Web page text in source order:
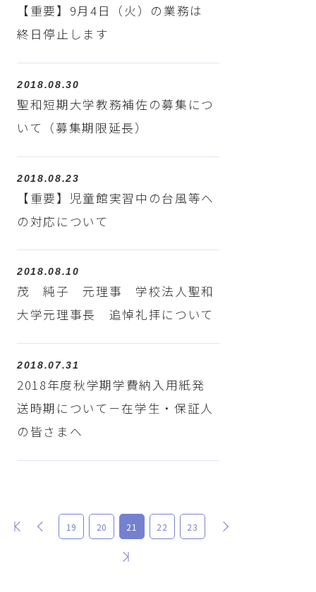
【重要】9月4日（火）の業務は
終日停止します
2018.08.30
聖和短期大学教務補佐の募集につ
いて（募集期限延長）
2018.08.23
【重要】児童館実習中の台風等へ
の対応について
2018.08.10
茂 純子 元理事 学校法人聖和
大学元理事長 追悼礼拝について
2018.07.31
2018年度秋学期学費納入用紙発
送時期について－在学生・保証人
の皆さまへ
最初 前 19 20 21 22 23
最後